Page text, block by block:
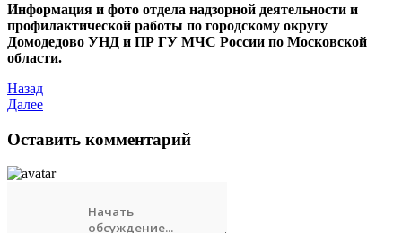
Информация и фото отдела надзорной деятельности и
профилактической работы по городскому округу
Домодедово УНД и ПР ГУ МЧС России по Московской
области.
Назад
Далее
Оставить комментарий